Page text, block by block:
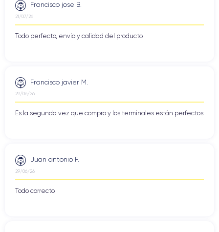
Francisco jose B.
21/07/26
Todo perfecto, envío y calidad del producto.
Francisco javier M.
29/06/26
Es la segunda vez que compro y los terminales están perfectos
Juan antonio F.
29/06/26
Todo correcto